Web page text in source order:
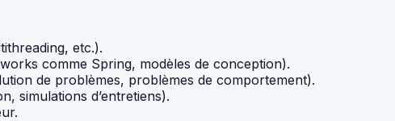
etc.).
comme Spring, modèles de conception).
de problèmes, problèmes de comportement).
simulations d’entretiens).